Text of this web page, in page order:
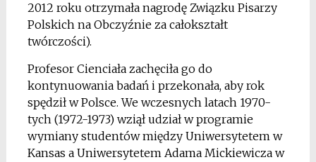
2012 roku otrzymała nagrodę Związku Pisarzy
Polskich na Obczyźnie za całokształt
twórczości).
Profesor Cienciała zachęciła go do
kontynuowania badań i przekonała, aby rok
spędził w Polsce. We wczesnych latach 1970-
tych (1972-1973) wziął udział w programie
wymiany studentów między Uniwersytetem w
Kansas a Uniwersytetem Adama Mickiewicza w